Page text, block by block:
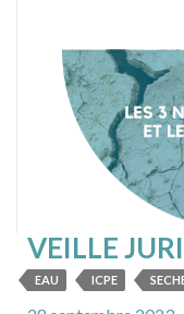
VEILLE
des
ICPE
EAU ICPE